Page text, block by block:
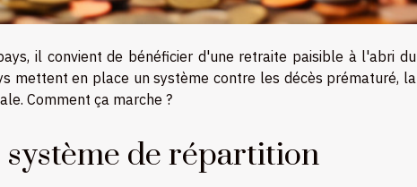
il convient de bénéficier d'une retraite paisible à l'abri du
mettent en place un système contre les décès prématuré, la
Comment ça marche ?
de répartition